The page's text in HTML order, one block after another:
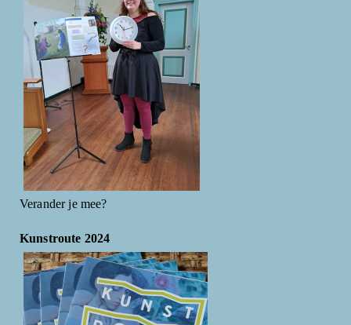
Verander je mee?
Kunstroute 2024